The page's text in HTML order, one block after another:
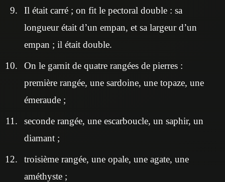
Il était carré ; on fit le pectoral double : sa
longueur était d’un empan, et sa largeur d’un
empan ; il était double.
On le garnit de quatre rangées de pierres :
première rangée, une sardoine, une topaze, une
émeraude ;
seconde rangée, une escarboucle, un saphir, un
diamant ;
troisième rangée, une opale, une agate, une
améthyste ;